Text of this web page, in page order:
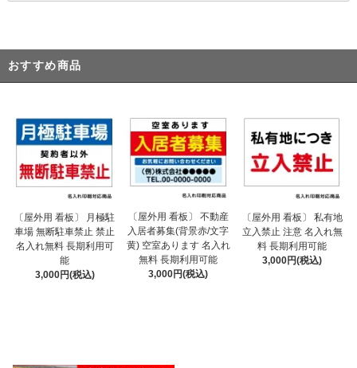
おすすめ商品
〔屋外用 看板〕 月極駐
車場 無断駐車禁止 禁止
名入れ無料 長期利用可
能
3,000円(税込)
〔屋外用 看板〕 不動産
入居者募集(背景赤/文字
黄) 空室あります 名入れ
無料 長期利用可能
3,000円(税込)
〔屋外用 看板〕 私有地
立入禁止 注意 名入れ無
料 長期利用可能
3,000円(税込)